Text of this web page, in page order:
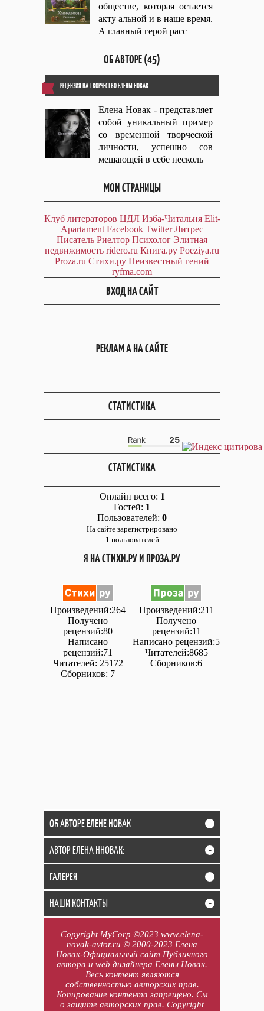
обществе, которая остается
акту альной и в наше время.
А главный герой расс
ОБ АВТОРЕ (45)
РЕЦЕНЗИЯ НА ТВОРЧЕСТВО ЕЛЕНЫ НОВАК
Елена Новак - представляет
собой уникальный пример
со временной творческой
личности, успешно сов
мещающей в себе несколь
МОИ СТРАНИЦЫ
Клуб литераторов ЦДЛ Изба-Читальня Elit-
Apartament Facebook Twitter Литрес
Писатель Риелтор Психолог Элитная
недвижимость ridero.ru Книга.ру Poeziya.ru
Proza.ru Стихи.ру Неизвестный гений
ryfma.com
ВХОД НА САЙТ
РЕКЛАМ А НА САЙТЕ
СТАТИСТИКА
СТАТИСТИКА
Онлайн всего: 1
Гостей: 1
Пользователей: 0
На сайте зарегистрировано
1 пользователей
Я НА СТИХИ.РУ И ПРОЗА.РУ
Произведений:264
Получено
рецензий:80
Написано
рецензий:71
Читателей: 25172
Сборников: 7
Произведений:211
Получено
рецензий:11
Написано рецензий:5
Читателей:8685
Сборников:6
ОБ АВТОРЕ ЕЛЕНЕ НОВАК +
АВТОР ЕЛЕНА ННОВАК: +
ГАЛЕРЕЯ +
НАШИ КОНТАКТЫ +
Copyright MyCorp ©2023 www.elena-
novak-avtor.ru © 2000-2023 Елена
Новак-Официальный сайт Публичного
автора и web дизайнера Елены Новак.
Весь контент являются
собственностью авторских прав.
Копирование контента запрещено. См
о защите авторских прав. Copyright